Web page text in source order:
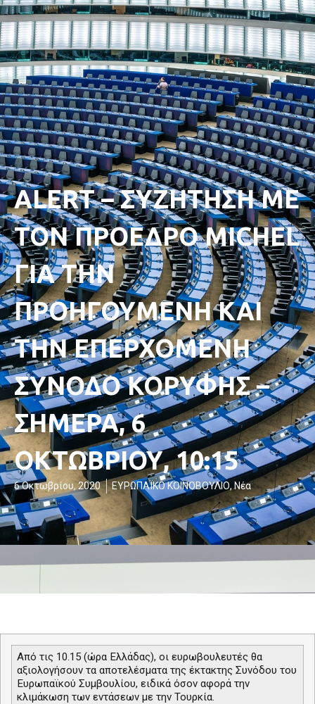
ALERT – ΣΥΖΗΤΗΣΗ ΜΕ
ΤΟΝ ΠΡΟΕΔΡΟ MICHEL
ΓΙΑ ΤΗΝ
ΠΡΟΗΓΟΥΜΕΝΗ ΚΑΙ
ΤΗΝ ΕΠΕΡΧΟΜΕΝΗ
ΣΥΝΟΔΟ ΚΟΡΥΦΗΣ –
ΣΗΜΕΡΑ, 6
ΟΚΤΩΒΡΙΟΥ, 10:15
6 Οκτωβρίου, 2020 ΕΥΡΩΠΑΪΚΟ ΚΟΙΝΟΒΟΥΛΙΟ,Νέα
Από τις 10.15 (ώρα Ελλάδας), οι ευρωβουλευτές θα
αξιολογήσουν τα αποτελέσματα της έκτακτης Συνόδου του
Ευρωπαϊκού Συμβουλίου, ειδικά όσον αφορά την
κλιμάκωση των εντάσεων με την Τουρκία.